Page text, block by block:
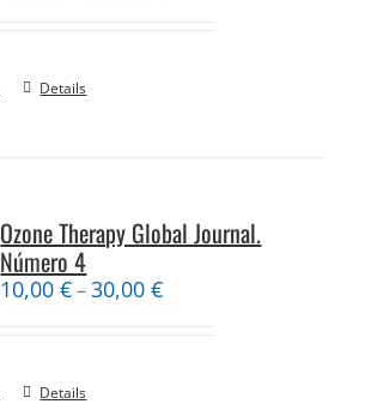
Details
Ozone Therapy Global Journal.
Número 4
10,00€–30,00€
Details